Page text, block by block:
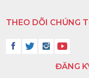
THEO DÕI CHÚNG
ĐĂNG